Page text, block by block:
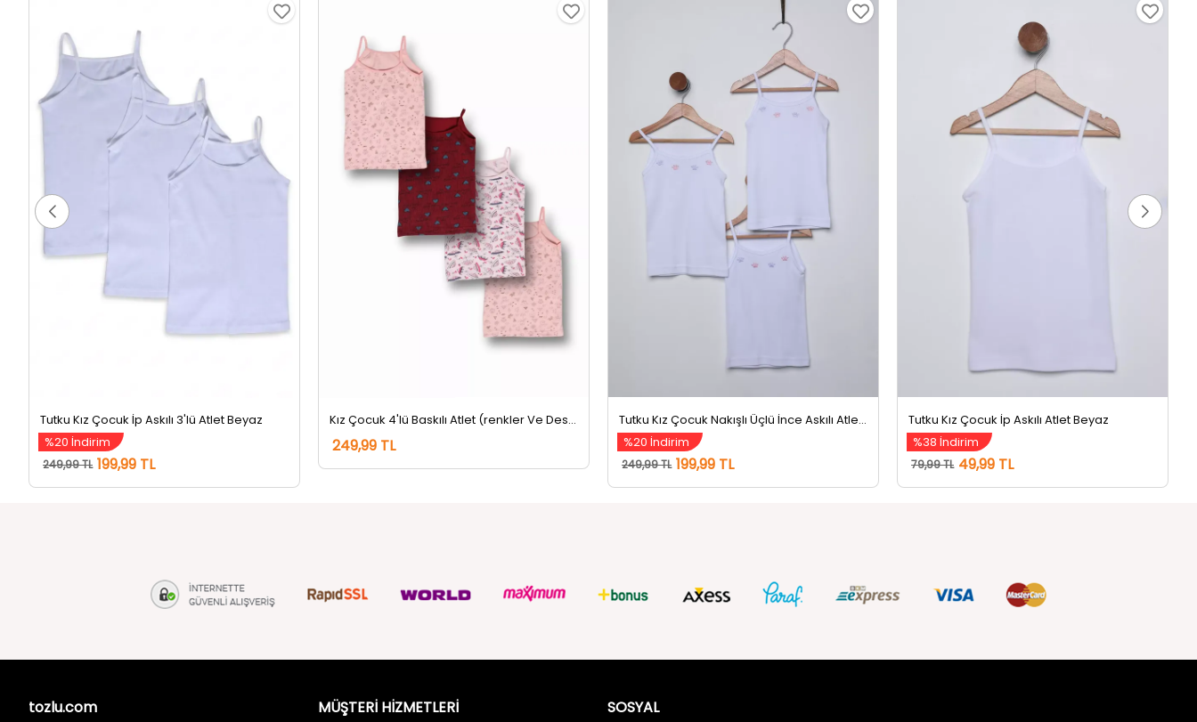
Tutku Kız Çocuk İp Askılı 3'lü Atlet Beyaz
%20 İndirim
249,99 TL 199,99 TL
Kız Çocuk 4'lü Baskılı Atlet (renkler Ve Desenler Farklı Gelebilir) Renkli
249,99 TL
Tutku Kız Çocuk Nakışlı Üçlü İnce Askılı Atlet (nakışlar Farklı Gelebilir.) Beyaz
%20 İndirim
249,99 TL 199,99 TL
Tutku Kız Çocuk İp Askılı Atlet Beyaz
%38 İndirim
79,99 TL 49,99 TL
tozlu.com
MÜŞTERİ HİZMETLERİ
SOSYAL